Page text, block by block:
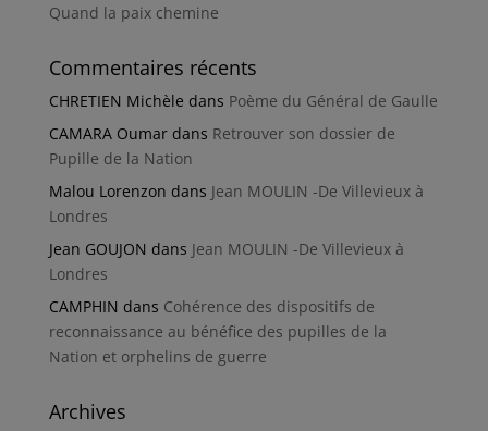
Quand la paix chemine
Commentaires récents
CHRETIEN Michèle dans Poème du Général de Gaulle
CAMARA Oumardans Retrouver son dossier de
Pupille de la Nation
Malou Lorenzon dans Jean MOULIN -De Villevieux à
Londres
Jean GOUJON dans Jean MOULIN -De Villevieux à
Londres
CAMPHIN dans Cohérence des dispositifs de
reconnaissance au bénéfice des pupilles de la
Nation et orphelins de guerre
Archives